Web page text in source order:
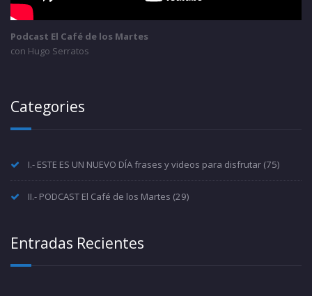
Podcast El Café de los Martes
con Hugo Serratos
Categories
I.- ESTE ES UN NUEVO DÍA frases y videos para disfrutar (75)
II.- PODCAST El Café de los Martes (29)
Entradas Recientes